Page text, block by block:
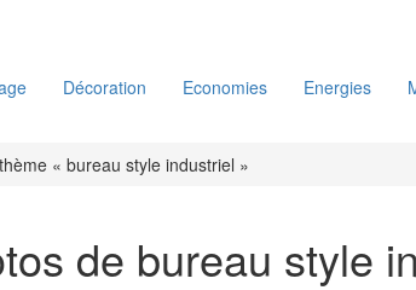
Décoration Economies Energies
« bureau style industriel »
de bureau style